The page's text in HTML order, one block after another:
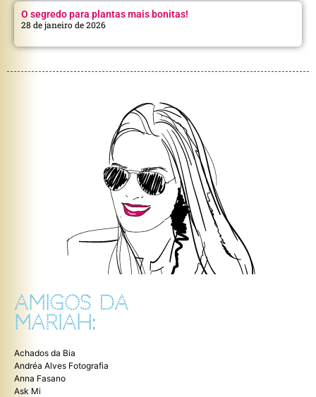
O segredo para plantas mais bonitas!
28 de janeiro de 2026
AMIGOS DA
MARIAH:
Achados da Bia
Andréa Alves Fotografia
Anna Fasano
Ask Mi